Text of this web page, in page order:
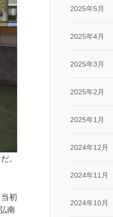
。
初
南
2025年5月
2025年4月
2025年3月
2025年2月
2025年1月
2024年12月
2024年11月
2024年10月